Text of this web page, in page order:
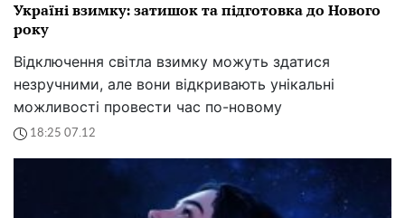
Україні взимку: затишок та підготовка до Нового
року
Відключення світла взимку можуть здатися
незручними, але вони відкривають унікальні
можливості провести час по-новому
18:25 07.12